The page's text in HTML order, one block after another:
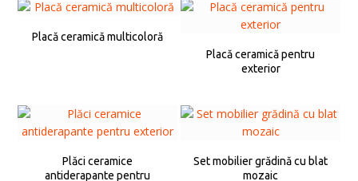
Placă ceramică multicoloră
Placă ceramică pentru
exterior
Plăci ceramice
antiderapante pentru
Set mobilier grădină cu blat
mozaic